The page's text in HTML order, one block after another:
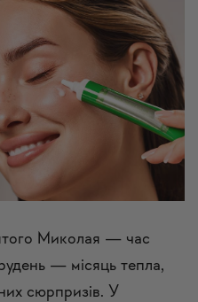
Миколая — час
— місяць тепла,
сюрпризів. У